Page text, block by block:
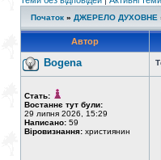
Початок » ДЖЕРЕЛО ДУХОВНЕ
Автор
Bogena
Стать:
Востаннє тут були:
29 липня 2026, 15:29
Написано: 59
Віровизнання: християнин